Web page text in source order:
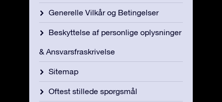
Generelle Vilkår og Betingelser
Beskyttelse af personlige oplysninger
& Ansvarsfraskrivelse
Sitemap
Oftest stillede spørgsmål